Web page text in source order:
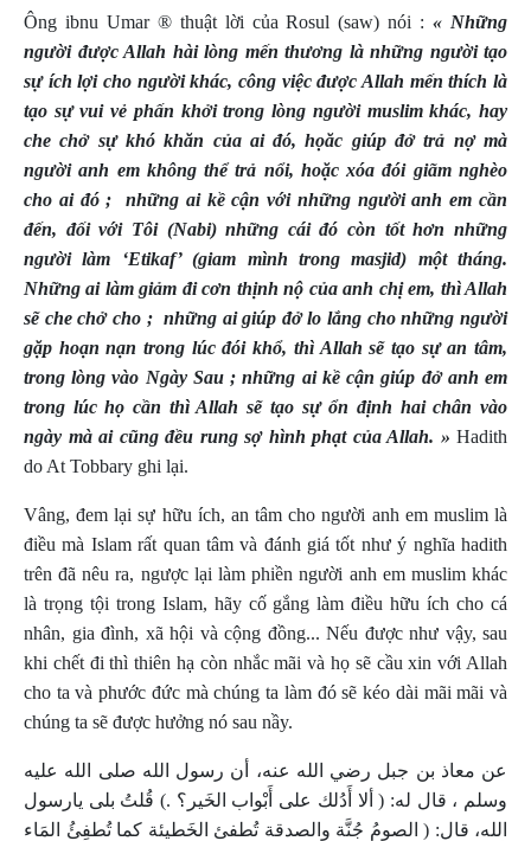
Ông ibnu Umar® thuật lời của Rosul (saw) nói :« Những
người được Allah hài lòng mến thương là những người tạo
sự ích lợi cho người khác, công việc được Allah mến thích là
tạo sự vui vẻ phấn khởi trong lòng người muslim khác, hay
che chở sự khó khăn của ai đó, họăc giúp đở trả nợ mà
người anh em không thể trả nổi, hoặc xóa đói giãm nghèo
cho ai đó ;
những ai kề cận với những người anh em cần
đến, đối với Tôi (Nabi) những cái đó còn tốt hơn những
người làm ‘Etikaf’ (giam mình trong masjid) một tháng.
Những ai làm giảm đi cơn thịnh nộ của anh chị em, thì Allah
sẽ che chở cho ; những ai giúp đở lo lắng cho những người
gặp hoạn nạn trong lúc đói khổ, thì Allah sẽ tạo sự an tâm,
trong lòng vào Ngày Sau ; những ai kề cận giúp đở anh em
trong lúc họ cần thì Allah sẽ tạo sự ổn định hai chân vào
ngày mà ai cũng đều rung sợ hình phạt của Allah. » Hadith
do At Tobbary ghi lại.
Vâng, đem lại sự hữu ích, an tâm cho người anh em muslim là
điều mà Islam rất quan tâm và đánh giá tốt như ý nghĩa hadith
trên đã nêu ra, ngược lại làm phiền người anh em muslim khác
là trọng tội trong Islam, hãy cố gắng làm điều hữu ích cho cá
nhân, gia đình, xã hội và cộng đồng... Nếu được như vậy, sau
khi chết đi thì thiên hạ còn nhắc mãi và họ sẽ cầu xin với Allah
cho ta và phước đức mà chúng ta làm đó sẽ kéo dài mãi mãi và
chúng ta sẽ được hưởng nó sau nầy.
عن معاذ بن جبل رضي الله عنه، أن رسول الله صلى الله عليه
وسلم ، قال له: ( ألا أَدُلك على أَبْواب الخَير؟ .) قُلتُ بلى يارسول
الله، قال: ( الصومُ جُنَّة والصدقة تُطفئ الخَطيئة كما تُطفِئُ المَاء